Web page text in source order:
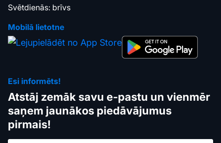
Svētdienās: brīvs
Mobilā lietotne
Esi informēts!
Atstāj zemāk savu e-pastu un vienmēr
saņem jaunākos piedāvājumus
pirmais!